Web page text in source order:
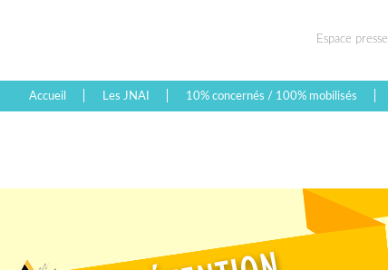
Espace presse
Accueil Les JNAI 10% concernés / 100% mobilisés